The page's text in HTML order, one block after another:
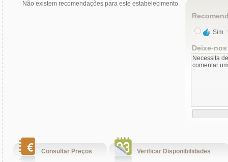
Não existem recomendações para este estabelecimento.
Sim
Deixe-
Consultar Preços Verificar Disponibilidades